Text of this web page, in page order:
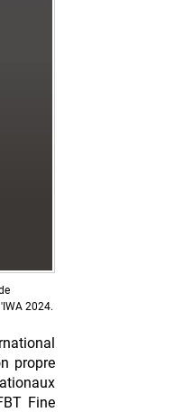
2024.
propre
Fine